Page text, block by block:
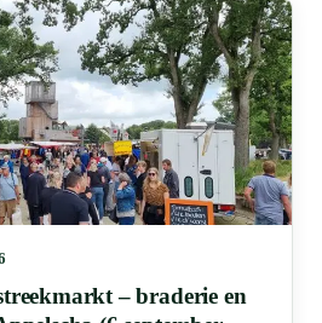
– braderie en